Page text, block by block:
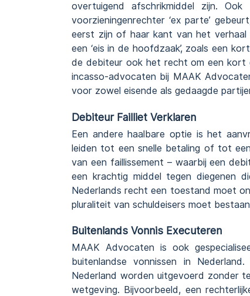
overtuigend afschrikmiddel zijn.
voorzieningenrechter ‘ex parte’
eerst zijn of haar kant van het
een ‘eis in de hoofdzaak’, zoals een
de debiteur ook het recht om een
incasso-advocaten bij MAAK
voor zowel eisende als gedaagde
Debiteur Failliet Verklaren
Een andere haalbare optie is het
leiden tot een snelle betaling of tot een
van een faillissement – waarbij een
een krachtig middel tegen diegenen
Nederlands recht een toestand moet
pluraliteit van schuldeisers moet
Buitenlands Vonnis Executeren
MAAK Advocaten is ook
buitenlandse vonnissen in
Nederland worden uitgevoerd zonder
wetgeving. Bijvoorbeeld, een